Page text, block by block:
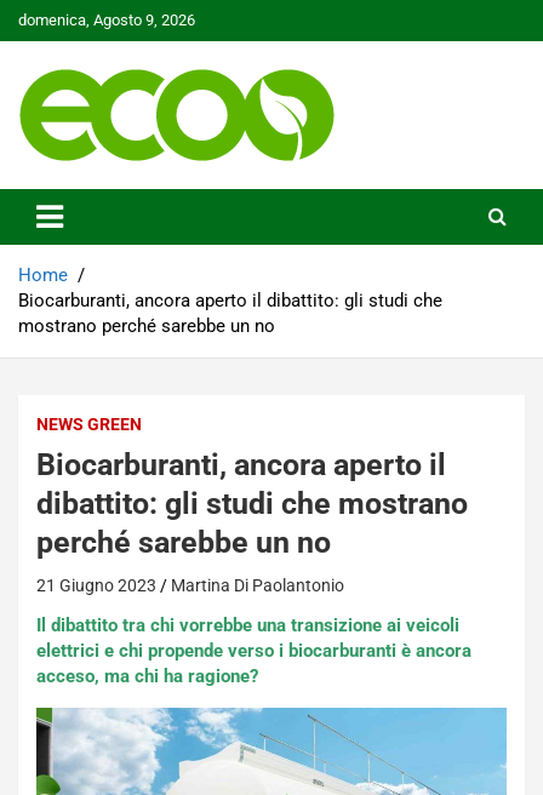
Skip
to
domenica, Agosto 9, 2026
Ecoo.it
Home
Biocarburanti, ancora aperto il dibattito: gli studi che
mostrano perché sarebbe un no
NEWS GREEN
Biocarburanti, ancora aperto il
dibattito: gli studi che mostrano
perché sarebbe un no
21 Giugno 2023 Martina Di Paolantonio
Il dibattito tra chi vorrebbe una transizione ai veicoli
elettrici e chi propende verso i biocarburanti è ancora
acceso, ma chi ha ragione?